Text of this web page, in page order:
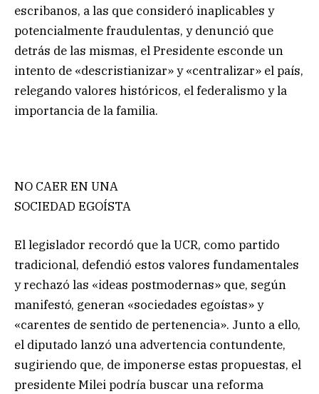
escribanos, a las que consideró inaplicables y
potencialmente fraudulentas, y denunció que
detrás de las mismas, el Presidente esconde un
intento de «descristianizar» y «centralizar» el país,
relegando valores históricos, el federalismo y la
importancia de la familia.
NO CAER EN UNA
SOCIEDAD EGOÍSTA
El legislador recordó que la UCR, como partido
tradicional, defendió estos valores fundamentales
y rechazó las «ideas postmodernas» que, según
manifestó, generan «sociedades egoístas» y
«carentes de sentido de pertenencia». Junto a ello,
el diputado lanzó una advertencia contundente,
sugiriendo que, de imponerse estas propuestas, el
presidente Milei podría buscar una reforma